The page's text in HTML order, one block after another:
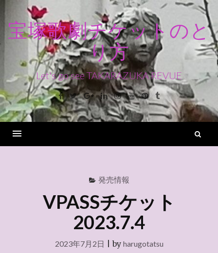
ン
ス
キ
ッ
宝塚歌劇チケットのと
り方
Let's go see TAKARAZUKA REVUE
Facebook
TwitterGoogle+LinkedinInstagram
YoutubePinterest
Tumblr
発売情報
VPASSチケット
2023.7.4
2023年7月2日 |by harugotatsu